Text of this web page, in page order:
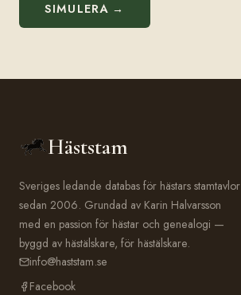
SIMULERA →
Häststam
Sveriges ledande databas för hästars stamtavlor
sedan 2006. Grundad av Karin Halvarsson
med en passion för hästar och genealogi —
byggd av hästälskare, för hästälskare.
info@haststam.se
Facebook